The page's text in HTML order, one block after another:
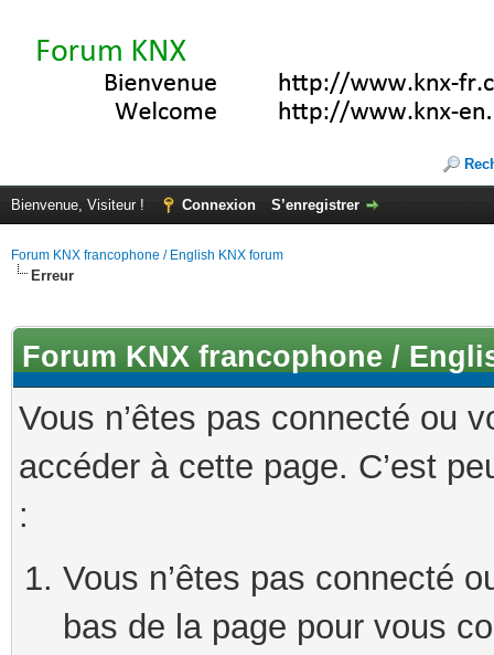
Bienvenue, Visiteur ! Connexion S’enregistrer
Forum KNX francophone / English KNX forum
Erreur
Forum KNX francophone /
Vous n’êtes pas connecté ou
accéder à cette page. C’est
:
Vous n’êtes pas connecté
bas de la page pour vous